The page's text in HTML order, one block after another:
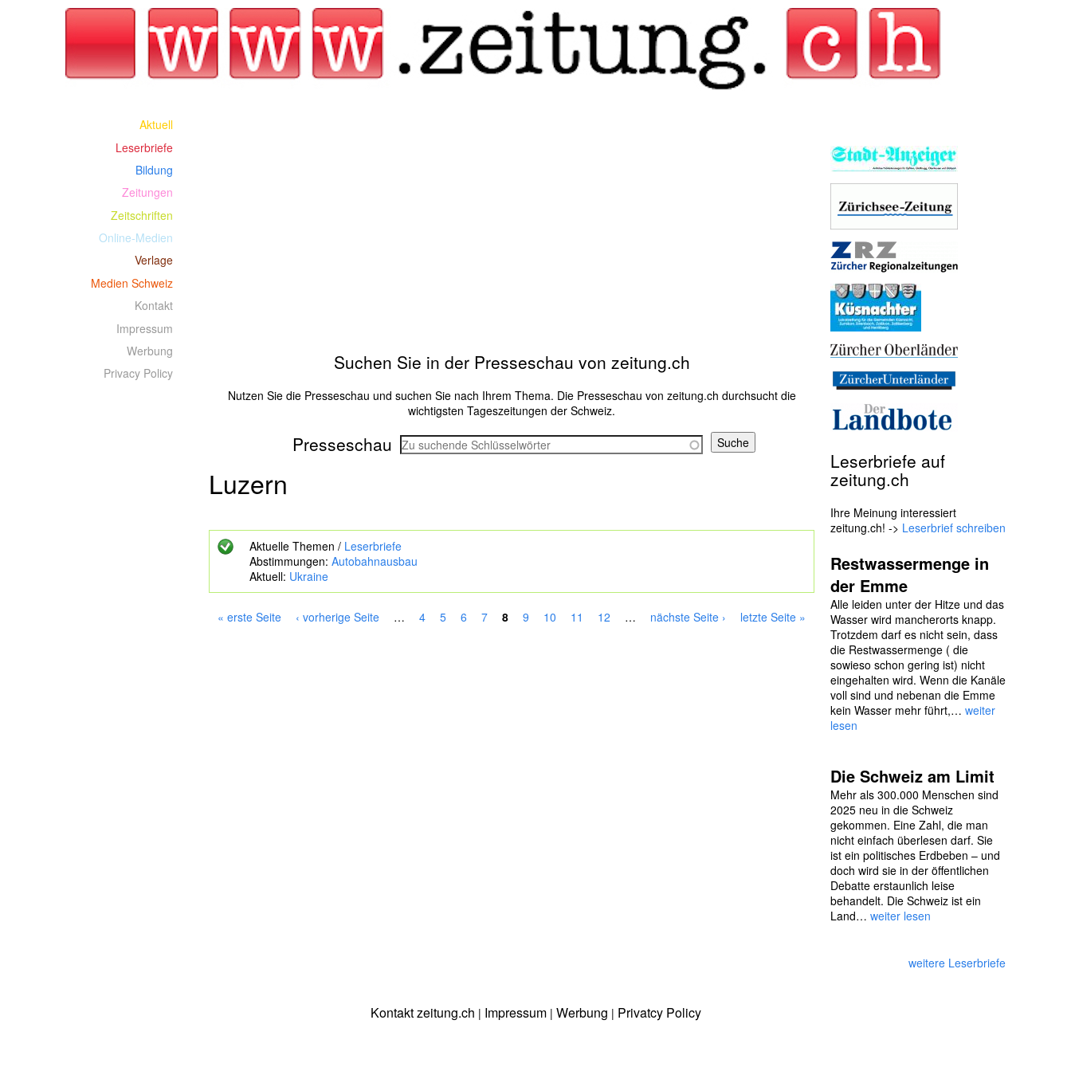
Jump to navigation
Suchen Sie in der Presseschau von zeitung.ch
Nutzen Sie die Presseschau und suchen Sie nach Ihrem Thema. Die Presseschau von zeitung.ch durchsucht die
wichtigsten Tageszeitungen der Schweiz.
Presseschau
s
u
e
S
Luzern
Aktuelle Themen / Leserbriefe
Abstimmungen: Autobahnausbau
Aktuell: Ukraine
« erste Seite ‹ vorherige Seite … 4 5 6 7 8 9 10 11 12 … nächste Seite › letzte Seite »
Aktuell
Leserbriefe
Bildung
Zeitungen
Zeitschriften
Online-Medien
Verlage
Medien Schweiz
Kontakt
Impressum
Werbung
Privacy Policy
Leserbriefe auf
zeitung.ch
Ihre Meinung interessiert
zeitung.ch! -> Leserbrief schreiben
Restwassermenge in
der Emme
Alle leiden unter der Hitze und das
Wasser wird mancherorts knapp.
Trotzdem darf es nicht sein, dass
die Restwassermenge ( die
sowieso schon gering ist) nicht
eingehalten wird. Wenn die Kanäle
voll sind und nebenan die Emme
kein Wasser mehr führt,… weiter
lesen
Die Schweiz am Limit
Mehr als 300.000 Menschen sind
2025 neu in die Schweiz
gekommen. Eine Zahl, die man
nicht einfach überlesen darf. Sie
ist ein politisches Erdbeben – und
doch wird sie in der öffentlichen
Debatte erstaunlich leise
behandelt. Die Schweiz ist ein
Land… weiter lesen
weitere Leserbriefe
Kontakt zeitung.ch | Impressum| Werbung | Privatcy Policy